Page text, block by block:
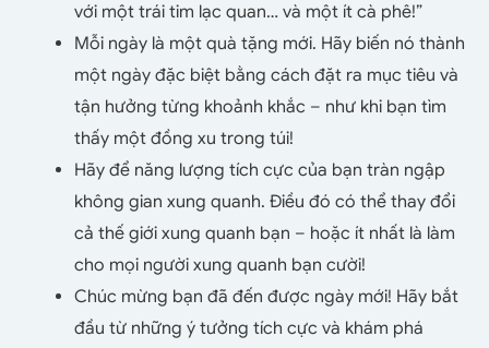
với một trái tim lạc quan… và một ít cà phê!”
Mỗi ngày là một quà tặng mới. Hãy biến nó thành
một ngày đặc biệt bằng cách đặt ra mục tiêu và
tận hưởng từng khoảnh khắc – như khi bạn tìm
thấy một đồng xu trong túi!
Hãy để năng lượng tích cực của bạn tràn ngập
không gian xung quanh. Điều đó có thể thay đổi
cả thế giới xung quanh bạn – hoặc ít nhất là làm
cho mọi người xung quanh bạn cười!
Chúc mừng bạn đã đến được ngày mới! Hãy bắt
đầu từ những ý tưởng tích cực và khám phá